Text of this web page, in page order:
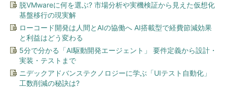
脱VMwareに何を選ぶ? 市場分析や実機検証から見えた仮想化
基盤移行の現実解
ローコード開発は人間とAIの協働へ AI搭載型で経費節減効果
と利益はどう変わる
5分で分かる「AI駆動開発エージェント」 要件定義から設計・
実装・テストまで
ニデックアドバンステクノロジーに学ぶ「UIテスト自動化」
工数削減の秘訣は?